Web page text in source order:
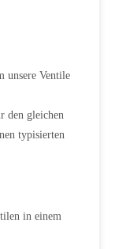
unsere Ventile
den gleichen
typisierten
in einem